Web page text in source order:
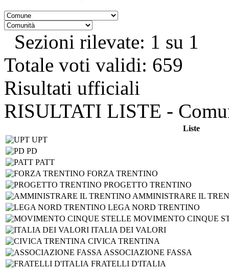
Sezioni rilevate: 1 su 1
Totale voti validi: 659
Risultati ufficiali
RISULTATI LISTE -
Liste
UPT
PD
PATT
FORZA TRENTINO
PROGETTO TRENTINO
AMMINISTRARE IL
LEGA NORD TRENTINO
MOVIMENTO CINQUE
ITALIA DEI VALORI
CIVICA TRENTINA
ASSOCIAZIONE FASSA
FRATELLI D'ITALIA